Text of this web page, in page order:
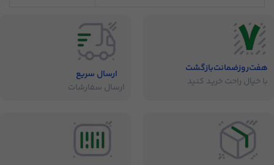
هفت‌روز‌ضمانت‌بازگشت
با خیال راحت خرید کنید
ارسال سریع
ارسال سفارشات